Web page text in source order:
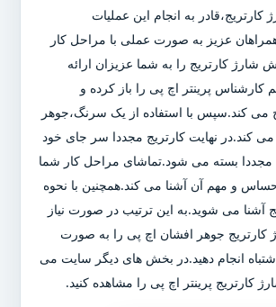
به انجام این عملیات
عزیز به صورت عملی با مراحل کار
شارژ کارتریج را به شما عزیزان ارائه
کارشناس پرینتر اچ پی را باز کرده و
می کند.سپس با استفاده از یک سرنگ،جوهر
کند.در نهایت کارتریج مجددا سر جای خود
مجددا بسته می شود.تماشای مراحل کار شما
و مهم آن آشنا می کند.همچنین با نحوه
آشنا می شوید.به این ترتیب در صورت نیاز
کارتریج جوهر افشان اچ پی را به صورت
انجام دهید.در بخش های دیگر سایت می
کارتریج پرینتر اچ پی را مشاهده کنید.